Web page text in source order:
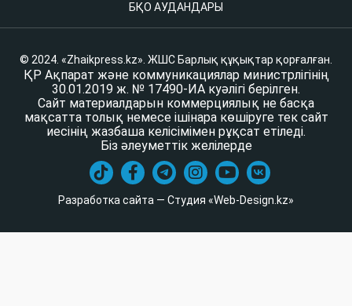
БҚО АУДАНДАРЫ
© 2024. «Zhaikpress.kz». ЖШС Барлық құқықтар қорғалған.
ҚР Ақпарат және коммуникациялар министрлігінің
30.01.2019 ж. № 17490-ИА куәлігі берілген.
Сайт материалдарын коммерциялық не басқа
мақсатта толық немесе ішінара көшіруге тек сайт
иесінің жазбаша келісімімен рұқсат етіледі.
Біз әлеуметтік желілерде
Разработка сайта — Студия «Web-Design.kz»